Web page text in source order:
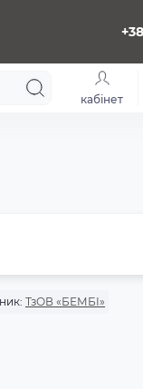
кабінет
ТзОВ «БЕМБІ»